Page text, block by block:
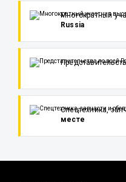
Многократный
Russia
Спецтехника,
месте